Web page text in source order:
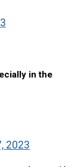
in the
2023